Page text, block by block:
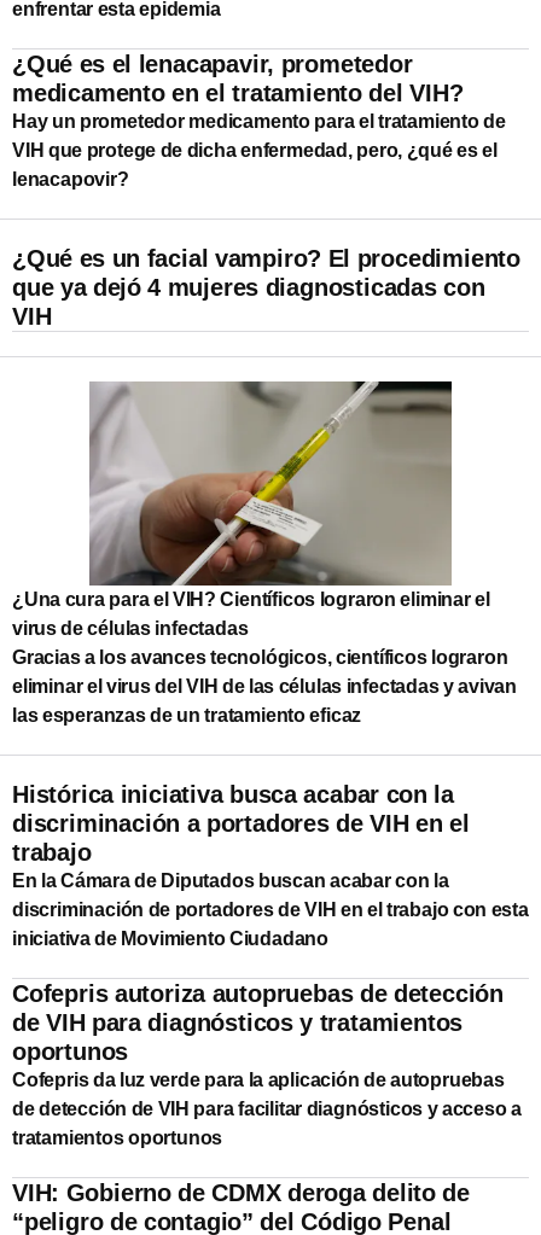
enfrentar esta epidemia
¿Qué es el lenacapavir, prometedor
medicamento en el tratamiento del VIH?
Hay un prometedor medicamento para el tratamiento de
VIH que protege de dicha enfermedad, pero, ¿qué es el
lenacapovir?
¿Qué es un facial vampiro? El procedimiento
que ya dejó 4 mujeres diagnosticadas con
VIH
¿Una cura para el VIH? Científicos lograron eliminar el
virus de células infectadas
Gracias a los avances tecnológicos, científicos lograron
eliminar el virus del VIH de las células infectadas y avivan
las esperanzas de un tratamiento eficaz
Histórica iniciativa busca acabar con la
discriminación a portadores de VIH en el
trabajo
En la Cámara de Diputados buscan acabar con la
discriminación de portadores de VIH en el trabajo con esta
iniciativa de Movimiento Ciudadano
Cofepris autoriza autopruebas de detección
de VIH para diagnósticos y tratamientos
oportunos
Cofepris da luz verde para la aplicación de autopruebas
de detección de VIH para facilitar diagnósticos y acceso a
tratamientos oportunos
VIH: Gobierno de CDMX deroga delito de
“peligro de contagio” del Código Penal